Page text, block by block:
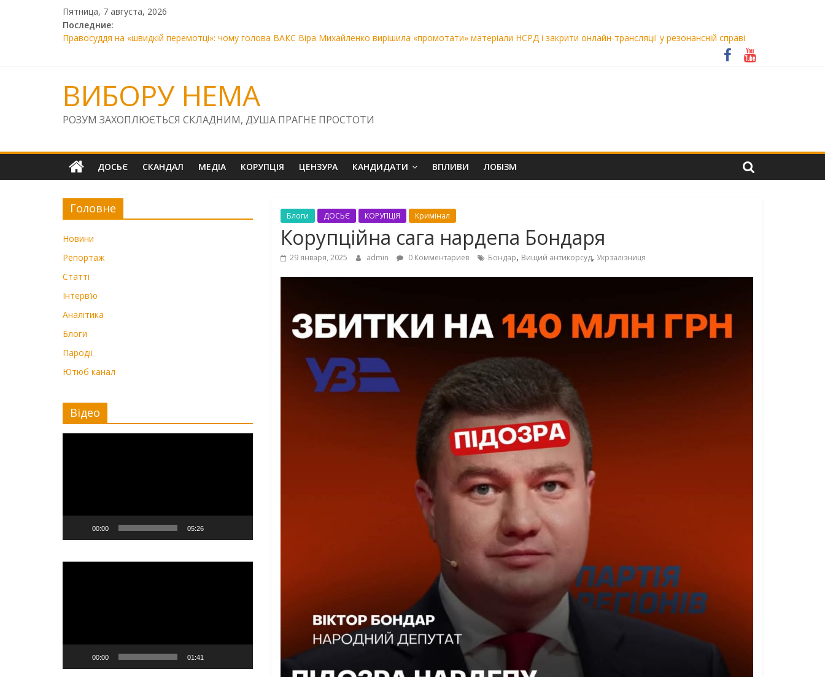
Пятница, 7 августа, 2026
Последние:
Правосуддя на «швидкій перемотці»: чому голова ВАКС Віра Михайленко вирішила «промотати» матеріали НСРД і закрити онлайн-трансляції у резонансній справі
01.01. 01.01.2026
ВИБОРУ НЕМА
РОЗУМ ЗАХОПЛЮЄТЬСЯ СКЛАДНИМ, ДУША ПРАГНЕ ПРОСТОТИ
ДОСЬЄ СКАНДАЛ МЕДІА КОРУПЦІЯ ЦЕНЗУРА КАНДИДАТИ ВПЛИВИ ЛОБІЗМ
Блоги ДОСЬЄ КОРУПЦІЯ Кримінал
Корупційна сага нардепа Бондаря
29 января, 2025 admin 0 Комментариев Бондар, Вищий антикорсуд, Укрзалізниця
Головне
Новини
Репортаж
Статті
Інтерв’ю
Аналітика
Блоги
Пародії
Ютюб канал
Відео
00:00 05:26
00:00 01:41